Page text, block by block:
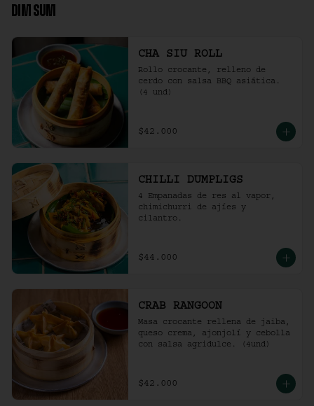
DIM SUM
CHA SIU ROLL
Rollo crocante, relleno de
cerdo con salsa BBQ asiática.
(4 und)
$42.000
CHILLI DUMPLIGS
4 Empanadas de res al vapor,
chimichurri de ajíes y
cilantro.
$44.000
CRAB RANGOON
Masa crocante rellena de jaiba,
queso crema, ajonjolí y cebolla
con salsa agridulce. (4und)
$42.000